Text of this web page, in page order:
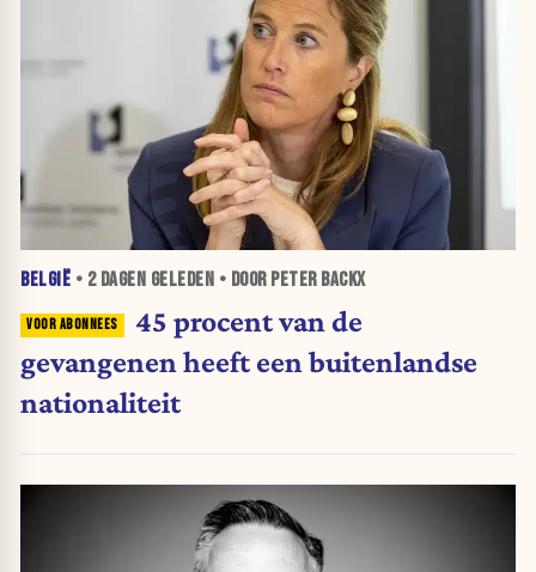
BELGIË • 2 DAGEN GELEDEN • DOOR PETER BACKX
45 procent van de
gevangenen heeft een buitenlandse
nationaliteit